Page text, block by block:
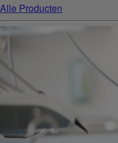
Alle Producten